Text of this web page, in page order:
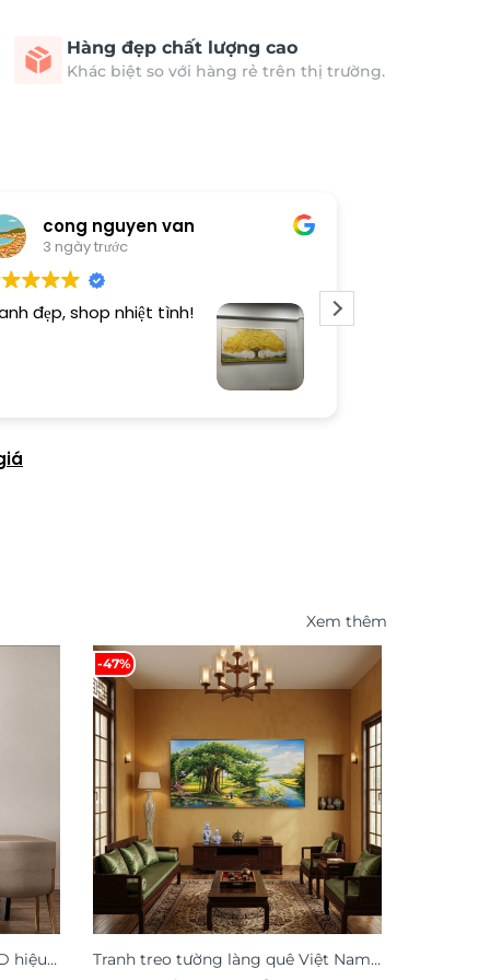
Hàng đẹp chất lượng cao
Khác biệt so với hàng rẻ trên thị trường.
cong nguyen van
3 ngày trước
đẹp, shop nhiệt tình!
Xem thêm
hiệu
-47%
Tranh treo tường làng quê Việt Nam